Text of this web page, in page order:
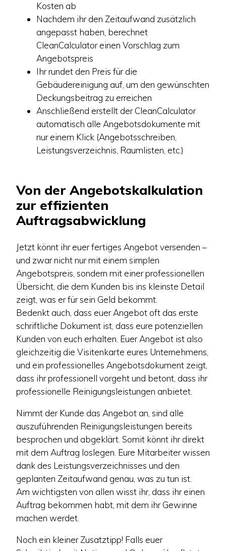
Kosten ab
Nachdem ihr den Zeitaufwand zusätzlich
angepasst haben, berechnet
CleanCalculator einen Vorschlag zum
Angebotspreis
Ihr rundet den Preis für die
Gebäudereinigung auf, um den gewünschten
Deckungsbeitrag zu erreichen
Anschließend erstellt der CleanCalculator
automatisch alle Angebotsdokumente mit
nur einem Klick (Angebotsschreiben,
Leistungsverzeichnis, Raumlisten, etc.)
Von der Angebotskalkulation
zur effizienten
Auftragsabwicklung
Jetzt könnt ihr euer fertiges Angebot versenden –
und zwar nicht nur mit einem simplen
Angebotspreis, sondern mit einer professionellen
Übersicht, die dem Kunden bis ins kleinste Detail
zeigt, was er für sein Geld bekommt.
Bedenkt auch, dass euer Angebot oft das erste
schriftliche Dokument ist, dass eure potenziellen
Kunden von euch erhalten. Euer Angebot ist also
gleichzeitig die Visitenkarte eures Unternehmens,
und ein professionelles Angebotsdokument zeigt,
dass ihr professionell vorgeht und betont, dass ihr
professionelle Reinigungsleistungen anbietet.
Nimmt der Kunde das Angebot an, sind alle
auszuführenden Reinigungsleistungen bereits
besprochen und abgeklärt. Somit könnt ihr direkt
mit dem Auftrag loslegen. Eure Mitarbeiter wissen
dank des Leistungsverzeichnisses und den
geplanten Zeitaufwand genau, was zu tun ist.
Am wichtigsten von allen wisst ihr, dass ihr einen
Auftrag bekommen habt, mit dem ihr Gewinne
machen werdet.
Noch ein kleiner Zusatztipp! Falls euer